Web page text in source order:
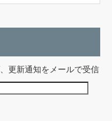
更新通知をメールで受信